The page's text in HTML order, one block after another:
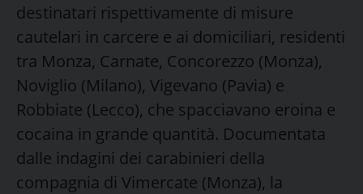
destinatari rispettivamente di misure
cautelari in carcere e ai domiciliari, residenti
tra Monza, Carnate, Concorezzo (Monza),
Noviglio (Milano), Vigevano (Pavia) e
Robbiate (Lecco), che spacciavano eroina e
cocaina in grande quantità. Documentata
dalle indagini dei carabinieri della
compagnia di Vimercate (Monza), la